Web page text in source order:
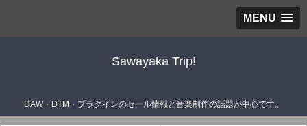
MENU
Sawayaka Trip!
DAW・DTM・プラグインのセール情報と音楽制作の話題が中心です。